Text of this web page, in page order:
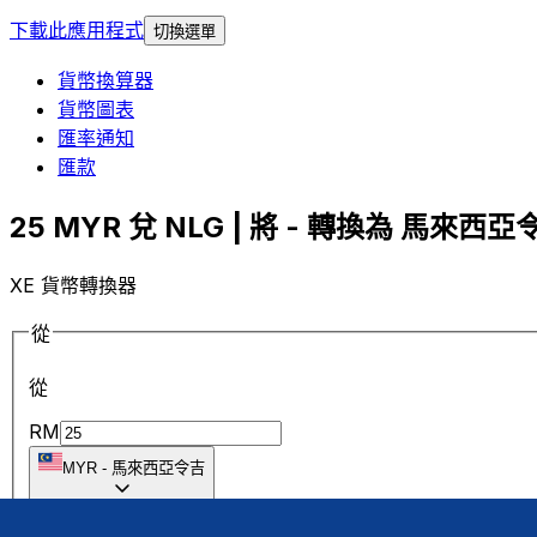
下載此應用程式 切換選單
貨幣換算器
貨幣圖表
匯率通知
匯款
25 MYR 兌 NLG | 將 - 轉換為 馬來西亞
XE 貨幣轉換器
從
從
RM
MYR - 馬來西亞令吉